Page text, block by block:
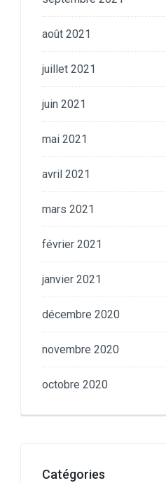
août 2021
juillet 2021
juin 2021
mai 2021
avril 2021
mars 2021
février 2021
janvier 2021
décembre 2020
novembre 2020
octobre 2020
Catégories